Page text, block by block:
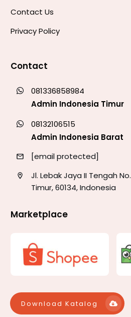
Contact Us
Privacy Policy
Contact
081336858984
Admin Indonesia Timur
08132106515
Admin Indonesia Barat
[email protected]
Jl. Lebak Jaya II Tengah
Timur, 60134, Indonesia
Marketplace
Download Katalog